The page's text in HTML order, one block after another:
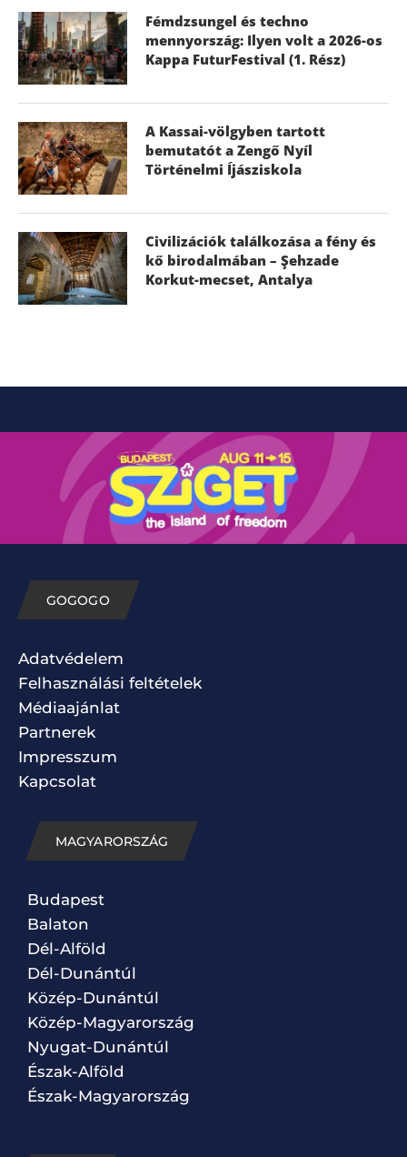
Fémdzsungel és techno
mennyország: Ilyen volt a 2026-os
Kappa FuturFestival (1. Rész)
A Kassai-völgyben tartott
bemutatót a Zengő Nyíl
Történelmi Íjásziskola
Civilizációk találkozása a fény és
kő birodalmában – Şehzade
Korkut-mecset, Antalya
GOGOGO
Adatvédelem
Felhasználási feltételek
Médiaajánlat
Partnerek
Impresszum
Kapcsolat
MAGYARORSZÁG
Budapest
Balaton
Dél-Alföld
Dél-Dunántúl
Közép-Dunántúl
Közép-Magyarország
Nyugat-Dunántúl
Észak-Alföld
Észak-Magyarország